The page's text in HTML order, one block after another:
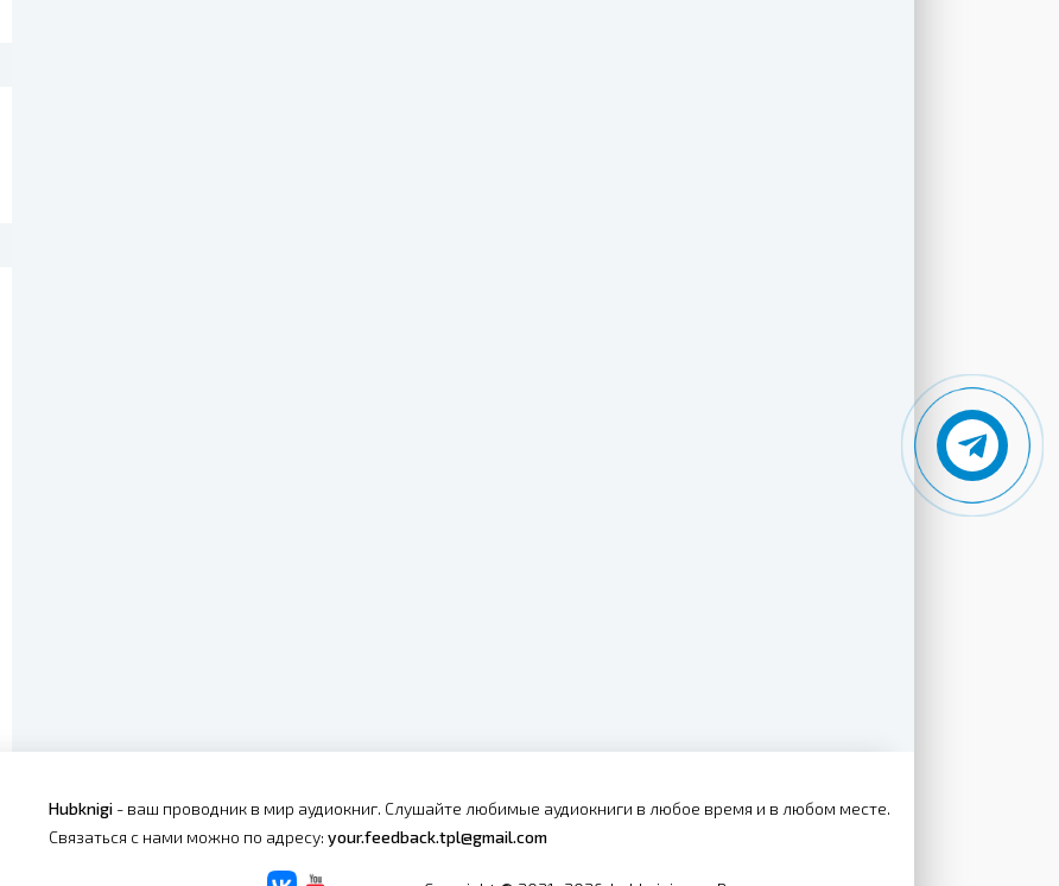
Hubknigi - ваш проводник в мир аудиокниг. Слушайте любимые аудиокниги в любое время и в любом месте.
Связаться с нами можно по адресу: your.feedback.tpl@gmail.com